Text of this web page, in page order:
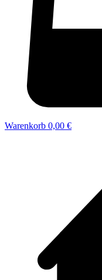
Warenkorb 0,00 €